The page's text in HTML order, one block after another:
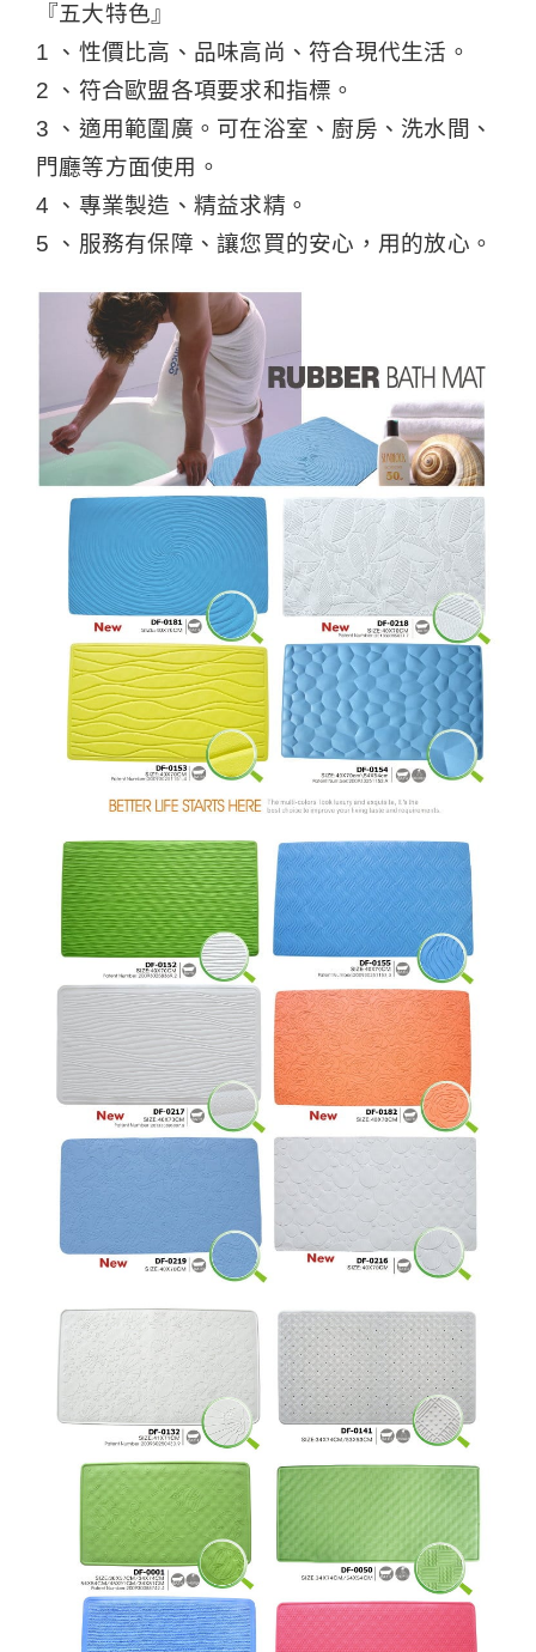
『五大特色』
1 、性價比高、品味高尚、符合現代生活。
2 、符合歐盟各項要求和指標。
3 、適用範圍廣。可在浴室、廚房、洗水間、
門廳等方面使用。
4 、專業製造、精益求精。
5 、服務有保障、讓您買的安心，用的放心。